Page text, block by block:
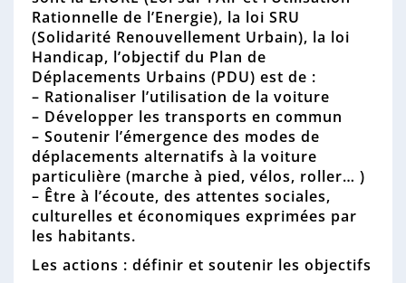
Rationnelle de l’Energie), la loi SRU
(Solidarité Renouvellement Urbain), la loi
Handicap, l’objectif du Plan de
Déplacements Urbains (PDU) est de :
– Rationaliser l’utilisation de la voiture
– Développer les transports en commun
– Soutenir l’émergence des modes de
déplacements alternatifs à la voiture
particulière (marche à pied, vélos, roller… )
– Être à l’écoute, des attentes sociales,
culturelles et économiques exprimées par
les habitants.
Les actions : définir et soutenir les objectifs